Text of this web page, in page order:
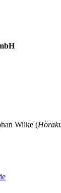
Wilke (